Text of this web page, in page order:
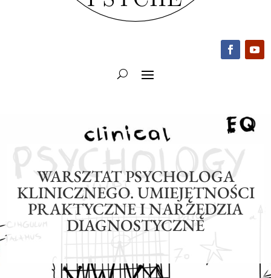
WARSZTAT PSYCHOLOGA
KLINICZNEGO. UMIEJĘTNOŚCI
PRAKTYCZNE I NARZĘDZIA
DIAGNOSTYCZNE